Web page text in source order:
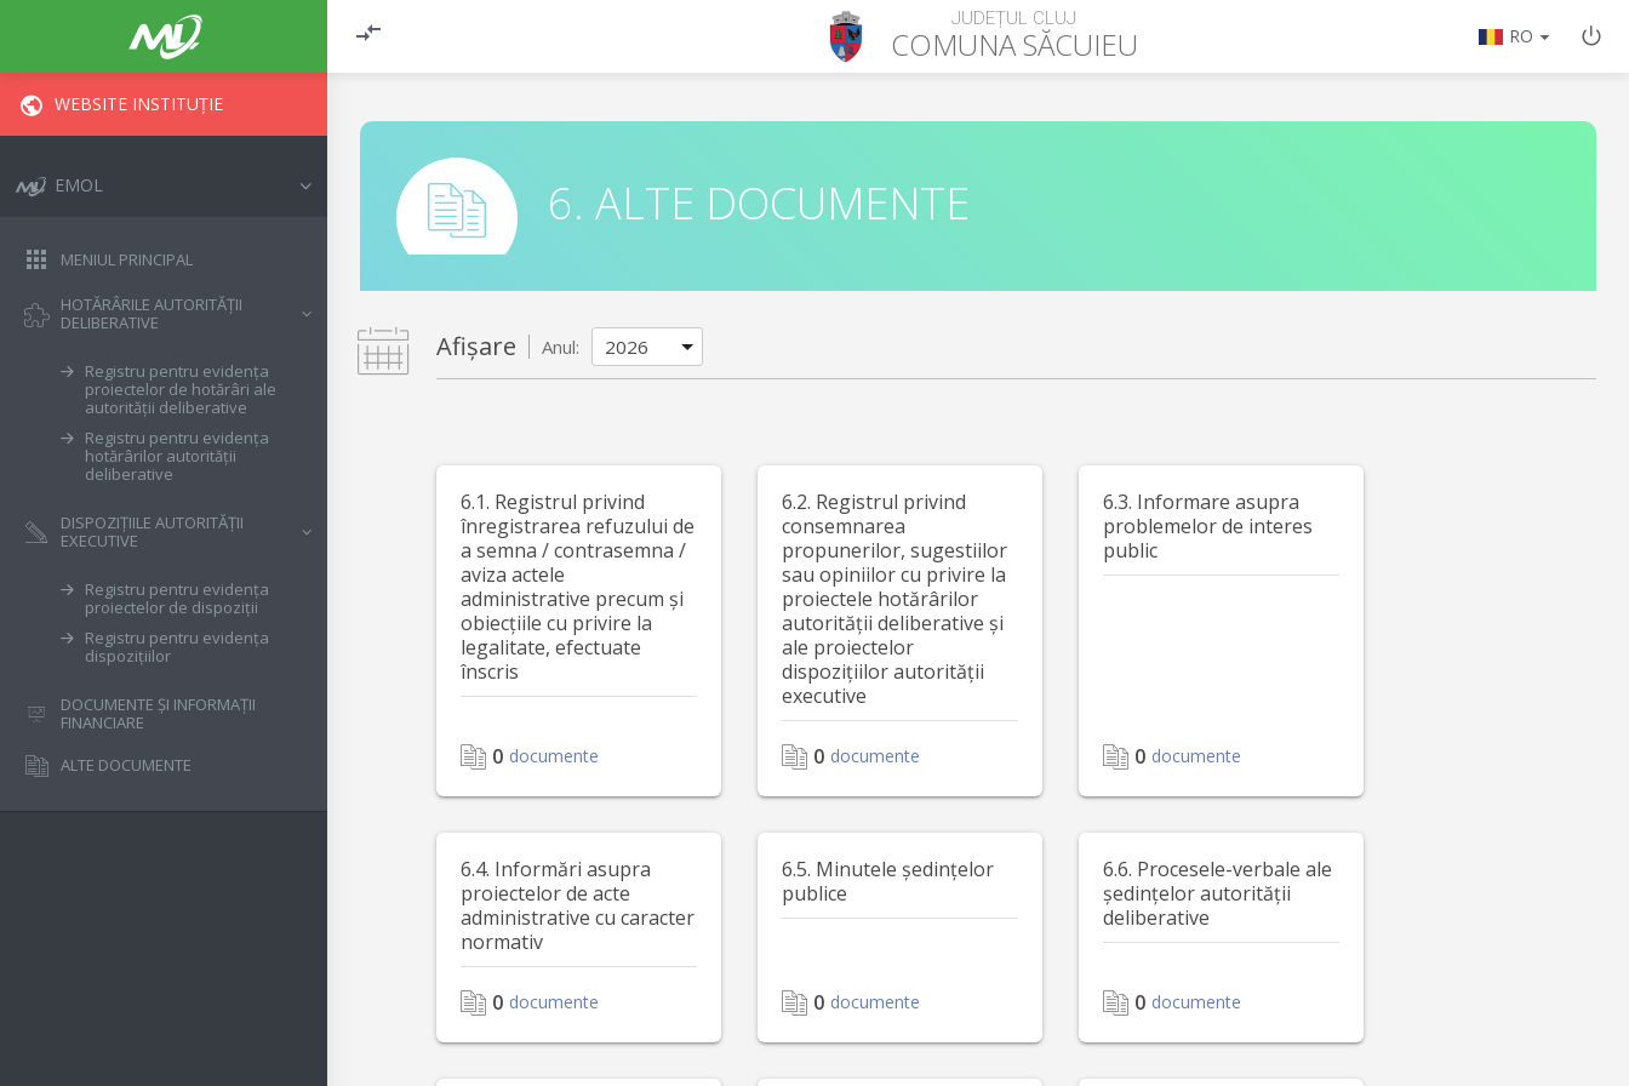
JUDEȚUL CLUJ
COMUNASĂCUIEU RO
WEBSITE INSTITUȚIE
EMOL
MENIUL PRINCIPAL
HOTĂRÂRILE AUTORITĂȚII
DELIBERATIVE
Registru pentru evidența
proiectelor de hotărâri ale
autorității deliberative
Registru pentru evidența
hotărârilor autorității
deliberative
DISPOZIȚIILE AUTORITĂȚII
EXECUTIVE
Registru pentru evidența
proiectelor de dispoziții
Registru pentru evidența
dispozițiilor
DOCUMENTE ȘI INFORMAȚII
FINANCIARE
ALTE DOCUMENTE
6. ALTE DOCUMENTE
Afișare Anul:
6.1. Registrul privind
înregistrarea refuzului de
a semna / contrasemna /
aviza actele
administrative precum și
obiecțiile cu privire la
legalitate, efectuate
înscris
0 documente
6.2. Registrul privind
consemnarea
propunerilor, sugestiilor
sau opiniilor cu privire la
proiectele hotărârilor
autorității deliberative și
ale proiectelor
dispozițiilor autorității
executive
0 documente
6.3. Informare asupra
problemelor de interes
public
0 documente
6.4. Informări asupra
proiectelor de acte
administrative cu caracter
normativ
0 documente
6.5. Minutele ședințelor
publice
0 documente
6.6. Procesele-verbale ale
ședințelor autorității
deliberative
0 documente